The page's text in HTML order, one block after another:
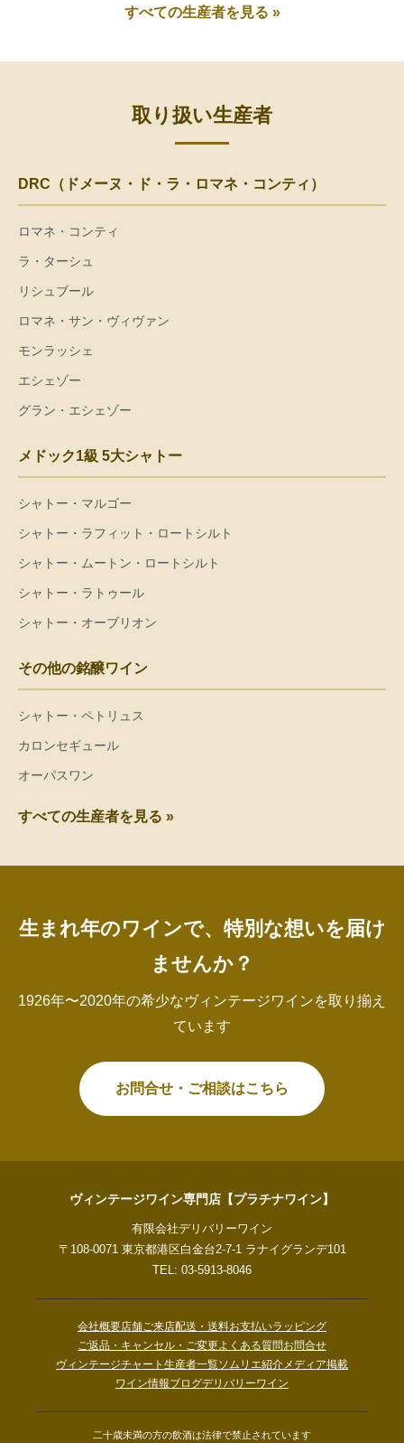
すべての生産者を見る »
取り扱い生産者
DRC（ドメーヌ・ド・ラ・ロマネ・コンティ）
ロマネ・コンティ
ラ・ターシュ
リシュブール
ロマネ・サン・ヴィヴァン
モンラッシェ
エシェゾー
グラン・エシェゾー
メドック1級 5大シャトー
シャトー・マルゴー
シャトー・ラフィット・ロートシルト
シャトー・ムートン・ロートシルト
シャトー・ラトゥール
シャトー・オーブリオン
その他の銘醸ワイン
シャトー・ペトリュス
カロンセギュール
オーパスワン
すべての生産者を見る »
生まれ年のワインで、特別な想いを届け
ませんか？
1926年〜2020年の希少なヴィンテージワインを取り揃え
ています
お問合せ・ご相談はこちら
ヴィンテージワイン専門店【プラチナワイン】
有限会社デリバリーワイン
〒108-0071 東京都港区白金台2-7-1 ラナイグランデ101
TEL: 03-5913-8046
会社概要店舗ご来店配送・送料お支払いラッピング
ご返品・キャンセル・ご変更よくある質問お問合せ
ヴィンテージチャート 生産者一覧ソムリエ紹介メディア掲載
ワイン情報ブログデリバリーワイン
二十歳未満の方の飲酒は法律で禁止されています